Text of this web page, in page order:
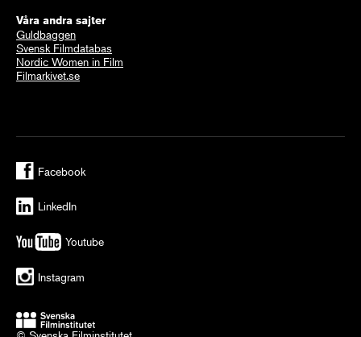
Våra andra sajter
Guldbaggen
Svensk Filmdatabas
Nordic Women in Film
Filmarkivet.se
Facebook
LinkedIn
Youtube
Instagram